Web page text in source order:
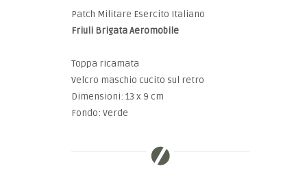
Patch Militare Esercito Italiano
Friuli Brigata Aeromobile
Toppa ricamata
Velcro maschio cucito sul retro
Dimensioni: 13 x 9 cm
Fondo: Verde